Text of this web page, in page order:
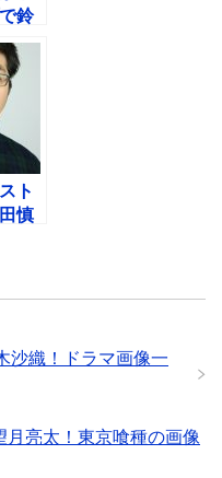
鈴
ト
慎
沙織！ドラマ画像一
月亮太！東京喰種の画像